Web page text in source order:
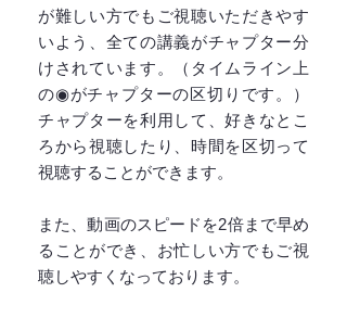
が難しい方でもご視聴いただきやす
いよう、全ての講義がチャプター分
けされています。（タイムライン上
の◉がチャプターの区切りです。）
チャプターを利用して、好きなとこ
ろから視聴したり、時間を区切って
視聴することができます。
また、動画のスピードを2倍まで早め
ることができ、お忙しい方でもご視
聴しやすくなっております。